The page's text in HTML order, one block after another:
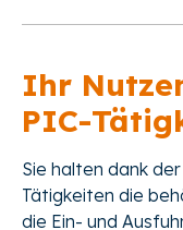
Ihr
PIC-
Sie halten dank
Tätigkeiten die
die Ein- und